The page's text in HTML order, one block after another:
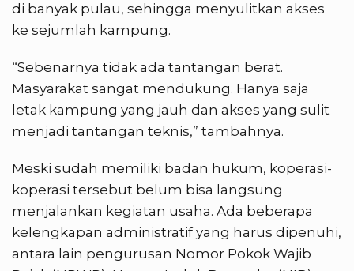
di banyak pulau, sehingga menyulitkan akses
ke sejumlah kampung.
“Sebenarnya tidak ada tantangan berat.
Masyarakat sangat mendukung. Hanya saja
letak kampung yang jauh dan akses yang sulit
menjadi tantangan teknis,” tambahnya.
Meski sudah memiliki badan hukum, koperasi-
koperasi tersebut belum bisa langsung
menjalankan kegiatan usaha. Ada beberapa
kelengkapan administratif yang harus dipenuhi,
antara lain pengurusan Nomor Pokok Wajib